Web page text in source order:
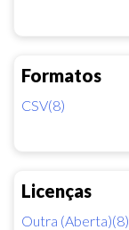
Formatos
CSV(8)
Licenças
Outra (Aberta)(8)